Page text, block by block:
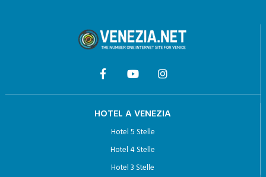
HOTEL A VENEZIA
Hotel 5 Stelle